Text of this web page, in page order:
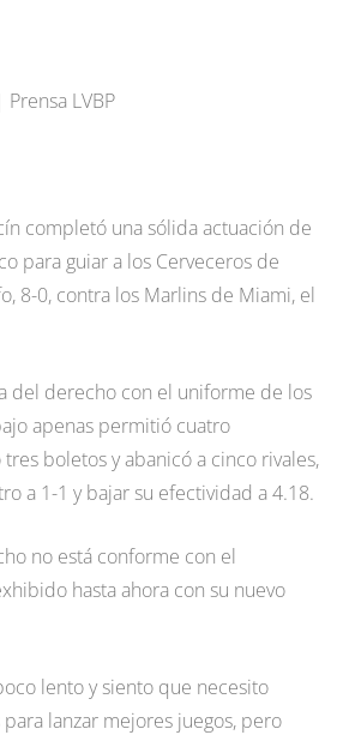
LVBP
completó una sólida actuación de
para guiar a los Cerveceros de
8-0, contra los Marlins de Miami, el
del derecho con el uniforme de los
apenas permitió cuatro
boletos y abanicó a cinco rivales,
a 1-1 y bajar su efectividad a 4.18.
no está conforme con el
hasta ahora con su nuevo
lento y siento que necesito
lanzar mejores juegos, pero